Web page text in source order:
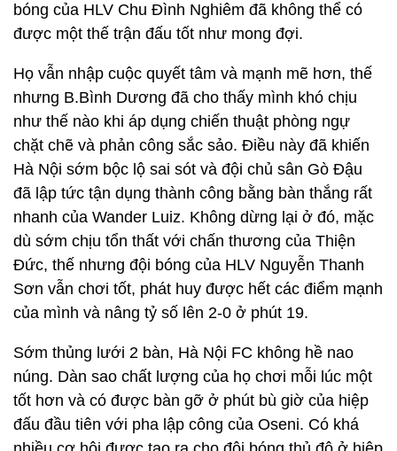
bóng của HLV Chu Đình Nghiêm đã không thể có
được một thế trận đấu tốt như mong đợi.
Họ vẫn nhập cuộc quyết tâm và mạnh mẽ hơn, thế
nhưng B.Bình Dương đã cho thấy mình khó chịu
như thế nào khi áp dụng chiến thuật phòng ngự
chặt chẽ và phản công sắc sảo. Điều này đã khiến
Hà Nội sớm bộc lộ sai sót và đội chủ sân Gò Đậu
đã lập tức tận dụng thành công bằng bàn thắng rất
nhanh của Wander Luiz. Không dừng lại ở đó, mặc
dù sớm chịu tổn thất với chấn thương của Thiện
Đức, thế nhưng đội bóng của HLV Nguyễn Thanh
Sơn vẫn chơi tốt, phát huy được hết các điểm mạnh
của mình và nâng tỷ số lên 2-0 ở phút 19.
Sớm thủng lưới 2 bàn, Hà Nội FC không hề nao
núng. Dàn sao chất lượng của họ chơi mỗi lúc một
tốt hơn và có được bàn gỡ ở phút bù giờ của hiệp
đấu đầu tiên với pha lập công của Oseni. Có khá